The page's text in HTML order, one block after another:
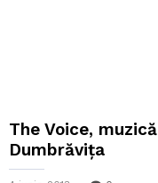
The Voice,
Dumbrăviţa